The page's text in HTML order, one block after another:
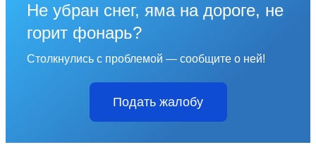
Не убран снег, яма на дороге, не
горит фонарь?
Столкнулись с проблемой — сообщите о ней!
Подать жалобу